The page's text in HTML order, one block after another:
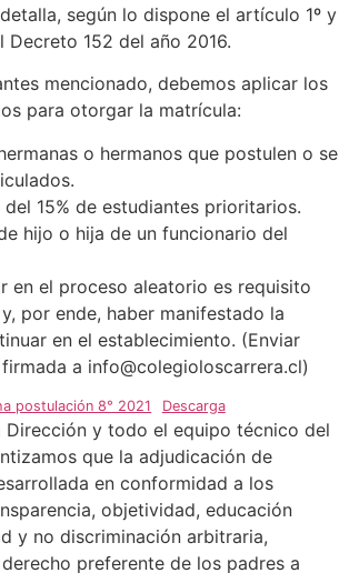
según lo dispone el artículo 1º y
Decreto 152 del año 2016.
mencionado, debemos aplicar los
para otorgar la matrícula:
o hermanos que postulen o se
15% de estudiantes prioritarios.
hijo o hija de un funcionario del
en el proceso aleatorio es requisito
por ende, haber manifestado la
en el establecimiento. (Enviar
a info@colegioloscarrera.cl)
postulación 8° 2021 Descarga
Dirección y todo el equipo técnico del
que la adjudicación de
en conformidad a los
objetividad, educación
y no discriminación arbitraria,
preferente de los padres a